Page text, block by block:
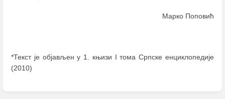
Марко Поповић
*Текст је објављен у 1. књизи I тома Српске енциклопедије
(2010)